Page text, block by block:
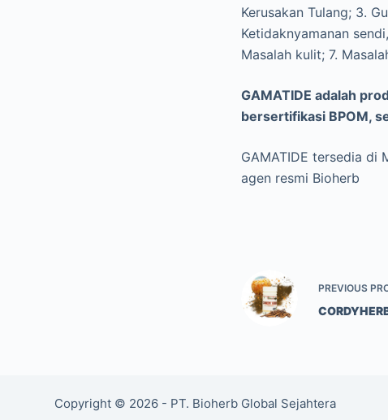
Kerusakan Tulang; 3.
Ketidaknyamanan
Masalah kulit; 7.
GAMATIDE adalah
bersertifikasi BPOM,
GAMATIDE tersedia di
agen resmi Bioherb
PREVIOUS
Copyright © 2026 - PT. Bioherb Global Sejahtera